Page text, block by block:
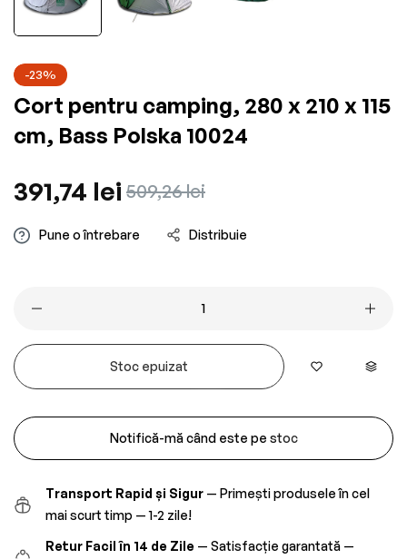
-23%
Cort pentru camping, 280 x 210 x 115
cm, Bass Polska 10024
Preț
obișnuit
391,74 lei Preț
redus
509,26 lei
Pune o întrebare Distribuie
Stoc epuizat
Notifică-mă când este pe stoc
Transport Rapid și Sigur — Primești produsele în cel
mai scurt timp — 1-2 zile!
Retur Facil în 14 de Zile — Satisfacție garantată —